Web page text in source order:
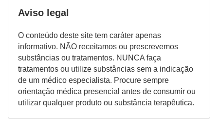
Aviso legal
O conteúdo deste site tem caráter apenas
informativo. NÃO receitamos ou prescrevemos
substâncias ou tratamentos. NUNCA faça
tratamentos ou utilize substâncias sem a indicação
de um médico especialista. Procure sempre
orientação médica presencial antes de consumir ou
utilizar qualquer produto ou substância terapêutica.